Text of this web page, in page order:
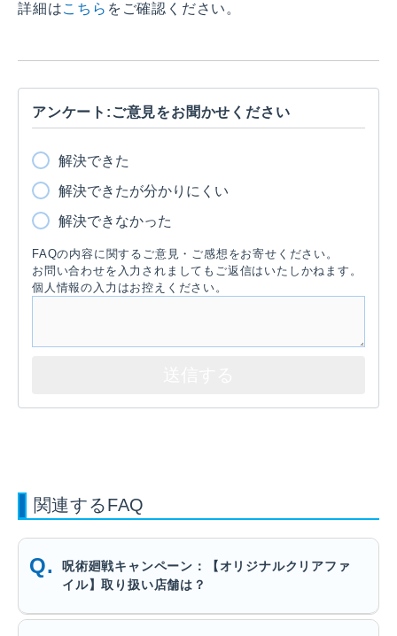
詳細はこちら をご確認ください。
アンケート:ご意見をお聞かせください
解決できた
解決できたが分かりにくい
解決できなかった
FAQの内容に関するご意見・ご感想をお寄せください。
お問い合わせを入力されましてもご返信はいたしかねます。
個人情報の入力はお控えください。
関連するFAQ
呪術廻戦キャンペーン：【オリジナルクリアファ
イル】取り扱い店舗は？